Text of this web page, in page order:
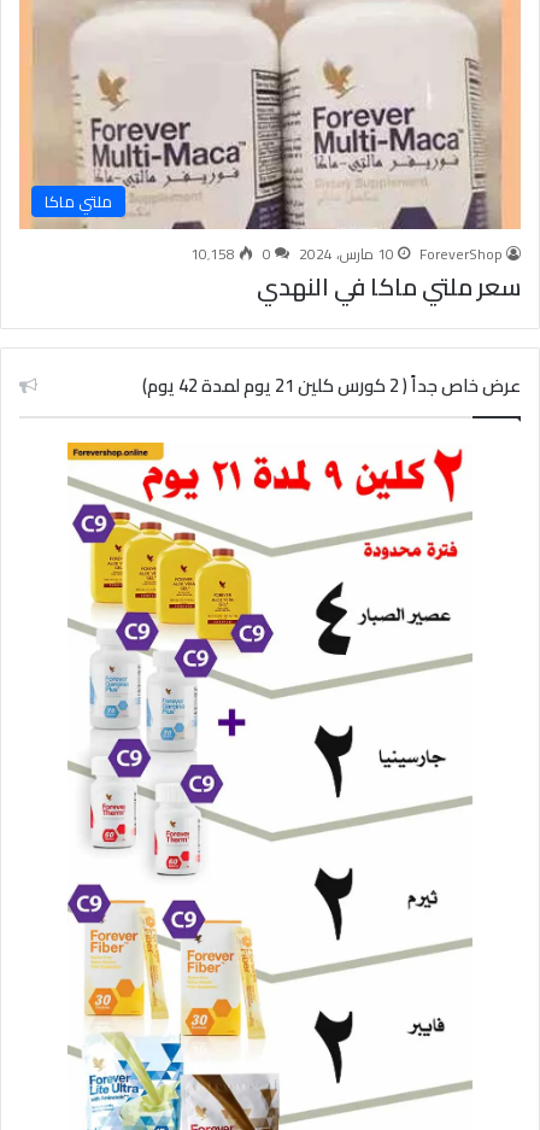
ملتي ماكا
ForeverShop 10 مارس، 2024 0 10٬158
سعر ملتي ماكا في النهدي
عرض خاص جداً ( 2 كورس كلين 21 يوم لمدة 42 يوم)